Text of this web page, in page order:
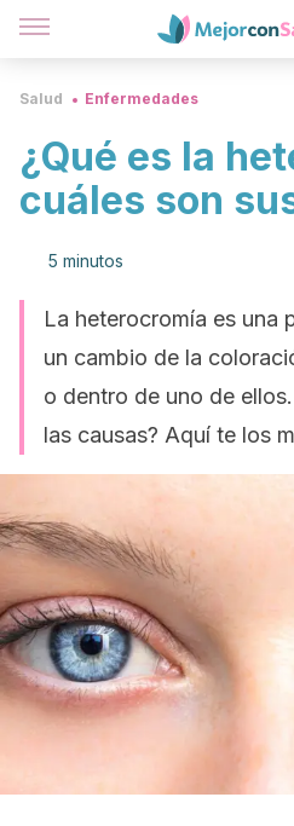
Salud Enfermedades
¿Qué es la
cuáles son
5 minutos
La heterocromía es una
un cambio de la
o dentro de uno de
las causas? Aquí te los